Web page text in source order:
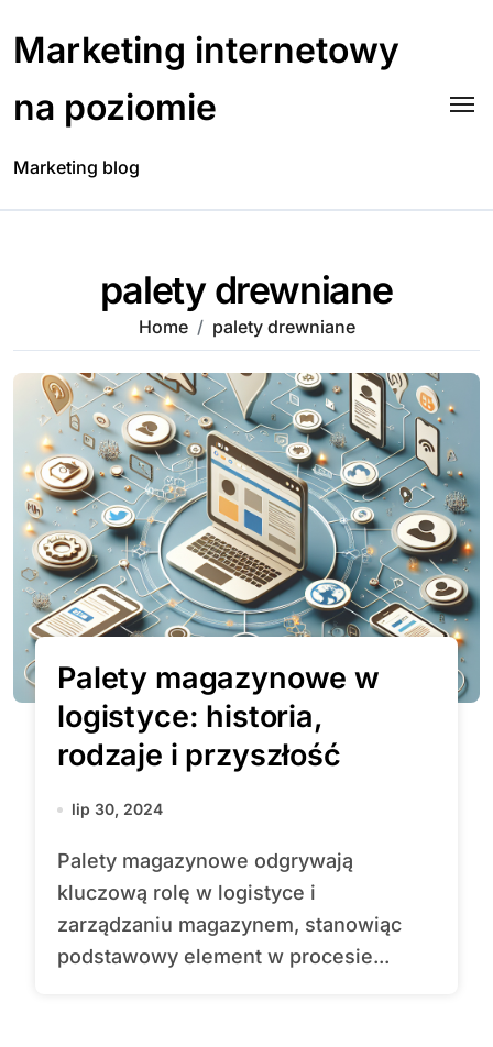
content
Marketing internetowy
na poziomie
Marketing blog
palety drewniane
Home palety drewniane
Palety magazynowe w
logistyce: historia,
rodzaje i przyszłość
lip 30, 2024
Palety magazynowe odgrywają
kluczową rolę w logistyce i
zarządzaniu magazynem, stanowiąc
podstawowy element w procesie...